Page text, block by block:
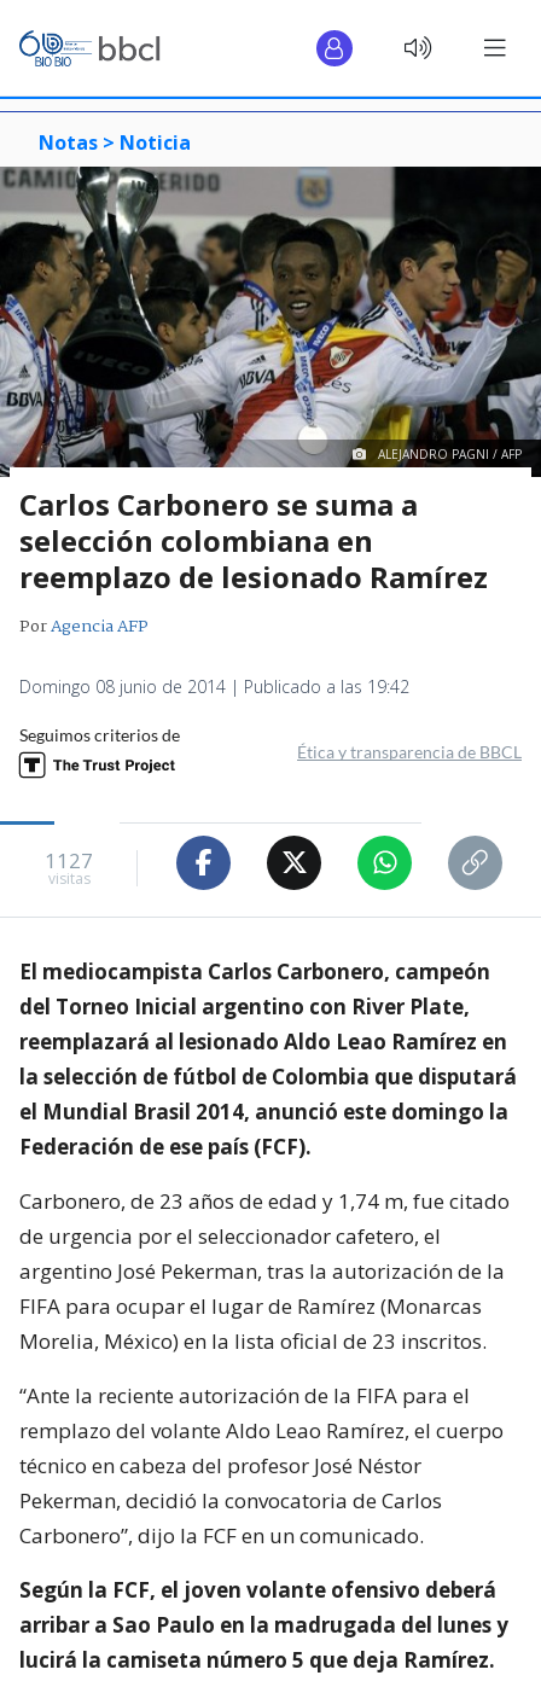
Notas > Noticia
ALEJANDRO PAGNI / AFP
Carlos Carbonero se suma a
selección colombiana en
reemplazo de lesionado Ramírez
PorAgencia AFP
Domingo 08 junio de 2014 | Publicado a las 19:42
Seguimos criterios de
Ética y transparencia de BBCL
1127
visitas
El mediocampista Carlos Carbonero, campeón
del Torneo Inicial argentino con River Plate,
reemplazará al lesionado Aldo Leao Ramírez en
la selección de fútbol de Colombia que disputará
el Mundial Brasil 2014, anunció este domingo la
Federación de ese país (FCF).
Carbonero, de 23 años de edad y 1,74 m, fue citado
de urgencia por el seleccionador cafetero, el
argentino José Pekerman, tras la autorización de la
FIFA para ocupar el lugar de Ramírez (Monarcas
Morelia, México) en la lista oficial de 23 inscritos.
“Ante la reciente autorización de la FIFA para el
remplazo del volante Aldo Leao Ramírez, el cuerpo
técnico en cabeza del profesor José Néstor
Pekerman, decidió la convocatoria de Carlos
Carbonero”, dijo la FCF en un comunicado.
Según la FCF, el joven volante ofensivo deberá
arribar a Sao Paulo en la madrugada del lunes y
lucirá la camiseta número 5 que deja Ramírez.